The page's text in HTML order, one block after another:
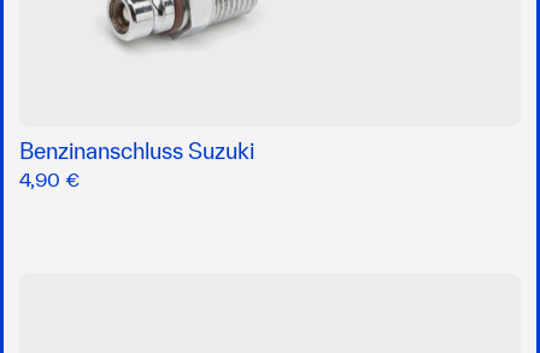
Benzinanschluss Suzuki
4,90 €